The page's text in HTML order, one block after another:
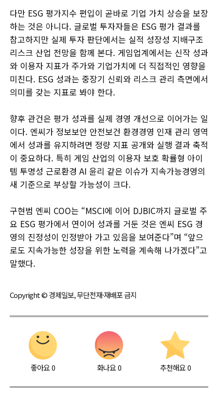
다만 ESG 평가지수 편입이 곧바로 기업 가치 상승을 보장
하는 것은 아니다. 글로벌 투자자들은 ESG 평가 결과를
참고하지만 실제 투자 판단에서는 실적 성장성 지배구조
리스크 산업 전망을 함께 본다. 게임업계에서는 신작 성과
와 이용자 지표가 주가와 기업가치에 더 직접적인 영향을
미친다. ESG 성과는 중장기 신뢰와 리스크 관리 측면에서
의미를 갖는 지표로 봐야 한다.
향후 관건은 평가 성과를 실제 경영 개선으로 이어가는 일
이다. 엔씨가 정보보안 안전보건 환경경영 인재 관리 영역
에서 성과를 유지하려면 정량 지표 공개와 실행 결과 축적
이 중요하다. 특히 게임 산업의 이용자 보호 확률형 아이
템 투명성 근로환경 AI 윤리 같은 이슈가 지속가능경영의
새 기준으로 부상할 가능성이 크다.
구현범 엔씨 COO는 “MSCI에 이어 DJBIC까지 글로벌 주
요 ESG 평가에서 연이어 성과를 거둔 것은 엔씨 ESG 경
영의 진정성이 인정받아 가고 있음을 보여준다”며 “앞으
로도 지속가능한 성장을 위한 노력을 계속해 나가겠다”고
말했다.
Copyright © 경제일보, 무단전재·재배포 금지
좋아요0 화나요0 추천해요 0